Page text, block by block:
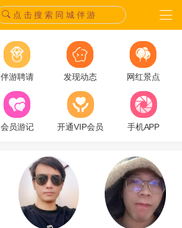
点 击 搜 索 同 城 伴 游
伴游聘请 发现动态 网红景点
会员游记 开通VIP会员 手机APP